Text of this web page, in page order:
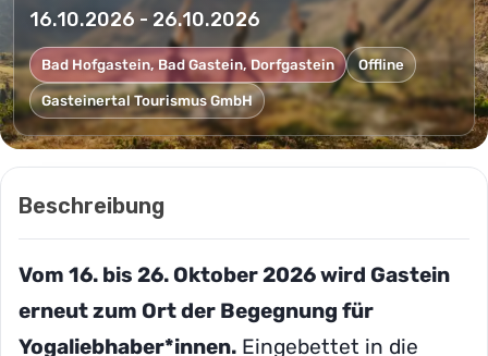
16.10.2026 - 26.10.2026
Bad Hofgastein, Bad Gastein, Dorfgastein Offline
Gasteinertal Tourismus GmbH
Beschreibung
Vom 16. bis 26. Oktober 2026 wird Gastein
erneut zum Ort der Begegnung für
Yogaliebhaber*innen. Eingebettet in die